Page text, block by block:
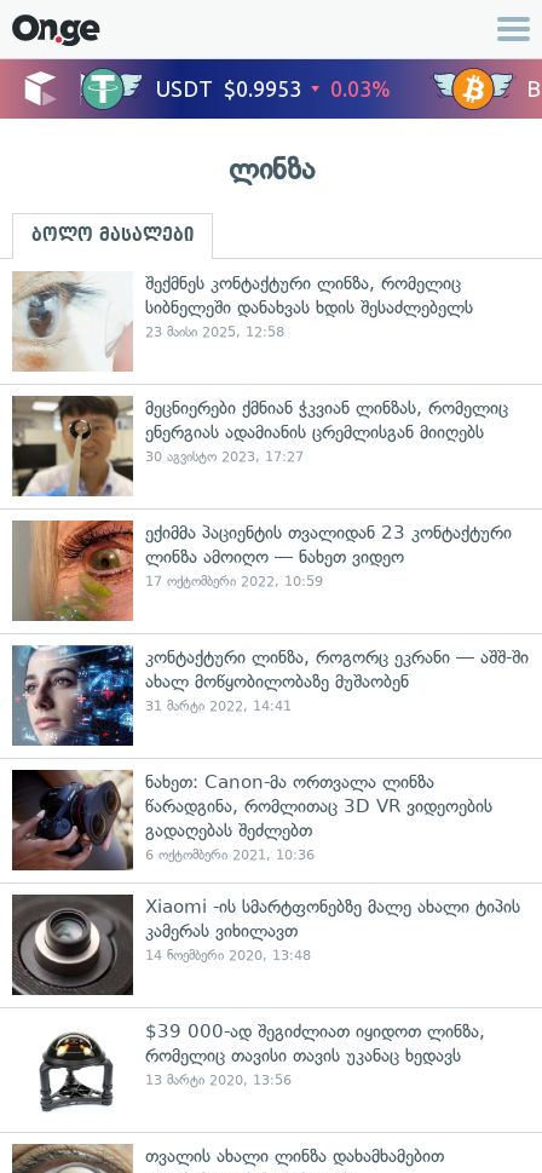
ლინზა
ბოლო მასალები
შექმნეს კონტაქტური ლინზა, რომელიც
სიბნელეში დანახვას ხდის შესაძლებელს
23 მაისი 2025, 12:58
მეცნიერები ქმნიან ჭკვიან ლინზას, რომელიც
ენერგიას ადამიანის ცრემლისგან მიიღებს
30 აგვისტო 2023, 17:27
ექიმმა პაციენტის თვალიდან 23 კონტაქტური
ლინზა ამოიღო — ნახეთ ვიდეო
17 ოქტომბერი 2022, 10:59
კონტაქტური ლინზა, როგორც ეკრანი — აშშ-ში
ახალ მოწყობილობაზე მუშაობენ
31 მარტი 2022, 14:41
ნახეთ: Canon-მა ორთვალა ლინზა
წარადგინა, რომლითაც 3D VR ვიდეოების
გადაღებას შეძლებთ
6 ოქტომბერი 2021, 10:36
Xiaomi -ის სმარტფონებზე მალე ახალი ტიპის
კამერას ვიხილავთ
14 ნოემბერი 2020, 13:48
$39 000-ად შეგიძლიათ იყიდოთ ლინზა,
რომელიც თავისი თავის უკანაც ხედავს
13 მარტი 2020, 13:56
თვალის ახალი ლინზა დახამხამებით